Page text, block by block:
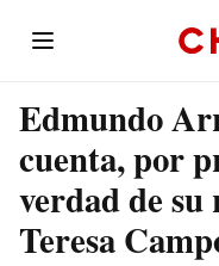
Edmundo
cuenta, por
verdad de
Teresa